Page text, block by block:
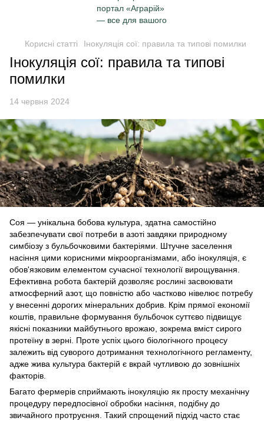
Корисні статті Інокуляція сої: правила та типові помилки
Інокуляція сої: правила та типові
помилки
14 червня 2024
Соя — унікальна бобова культура, здатна самостійно
забезпечувати свої потреби в азоті завдяки природному
симбіозу з бульбочковими бактеріями. Штучне заселення
насіння цими корисними мікроорганізмами, або інокуляція, є
обов'язковим елементом сучасної технології вирощування.
Ефективна робота бактерій дозволяє рослині засвоювати
атмосферний азот, що повністю або частково нівелює потребу
у внесенні дорогих мінеральних добрив. Крім прямої економії
коштів, правильне формування бульбочок суттєво підвищує
якісні показники майбутнього врожаю, зокрема вміст сирого
протеїну в зерні. Проте успіх цього біологічного процесу
залежить від суворого дотримання технологічного регламенту,
адже жива культура бактерій є вкрай чутливою до зовнішніх
факторів.
Багато фермерів сприймають інокуляцію як просту механічну
процедуру передпосівної обробки насіння, подібну до
звичайного протруєння. Такий спрощений підхід часто стає